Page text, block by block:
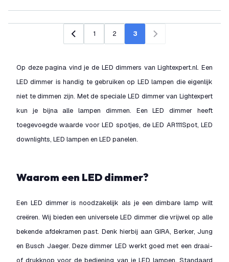
Vorige1 2 3 Volgende
Op deze pagina vind je de LED dimmers van Lightexpert.nl. Een
LED dimmer is handig te gebruiken op LED lampen die eigenlijk
niet te dimmen zijn. Met de speciale LED dimmer van Lightexpert
kun je bijna alle lampen dimmen. Een LED dimmer heeft
toegevoegde waarde voor LED spotjes, de LED AR111Spot, LED
downlights, LED lampen en LED panelen.
Waarom een LED dimmer?
Een LED dimmer is noodzakelijk als je een dimbare lamp wilt
creëren. Wij bieden een universele LED dimmer die vrijwel op alle
bekende afdekramen past. Denk hierbij aan GIRA, Berker, Jung
en Busch Jaeger. Deze dimmer LED werkt goed met een draai-
of drukknop voor de bediening van je LED lampen. Standaard